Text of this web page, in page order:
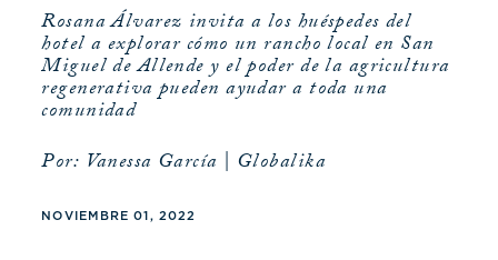
Rosana Álvarez invita a los huéspedes del
hotel a explorar cómo un rancho local en San
Miguel de Allende y el poder de la agricultura
regenerativa pueden ayudar a toda una
comunidad
Por: Vanessa García | Globalika
NOVIEMBRE 01, 2022